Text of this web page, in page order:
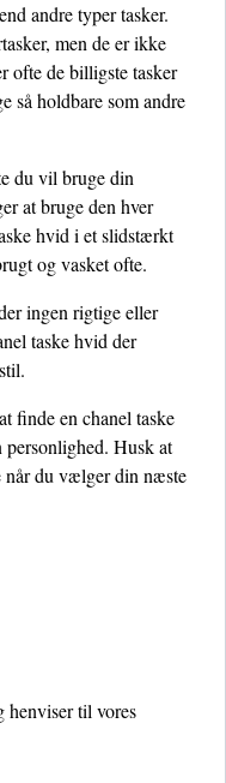
andre typer tasker.
men de er ikke
ofte de billigste tasker
så holdbare som andre
du vil bruge din
at bruge den hver
hvid i et slidstærkt
og vasket ofte.
ingen rigtige eller
taske hvid der
finde en chanel taske
Husk at
når du vælger din næste
henviser til vores